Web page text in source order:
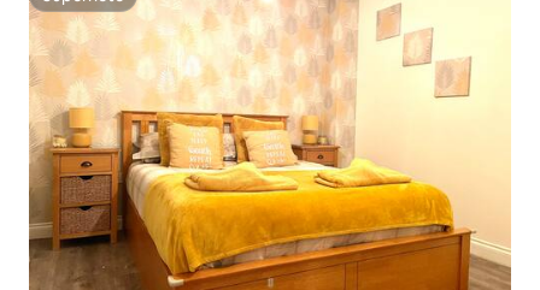
Superhôte